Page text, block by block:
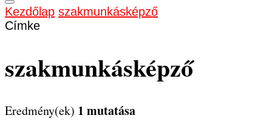
Kezdőlap szakmunkásképző
Címke
szakmunkásképző
Eredmény(ek) 1 mutatása